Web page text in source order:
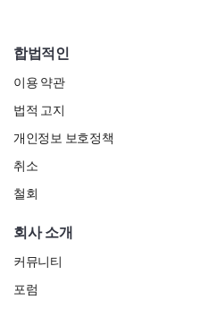
합법적인
이용 약관
법적 고지
개인정보 보호정책
취소
철회
회사 소개
커뮤니티
포럼